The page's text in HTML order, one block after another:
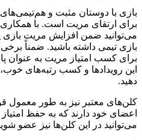
بازی با دوستان ‌مثبت و هم‌تیمی‌های
برای ارتقای مریت است. با همکاری
می‌توانید ضمن افزایش مریت
بازی تیمی داشته باشید. ضمناً
برای کسب امتیاز مریت به عنوان
این رویدادها و کسب رتبه‌های ‌خوب،
دهید.
کلن‌های معتبر نیز به طور معمول
اعضای خود دارند که به حفظ
می‌توانید در این کلن‌ها نیز عضو